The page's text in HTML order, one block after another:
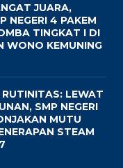
JUARA,
NEGERI 4 PAKEM
TINGKAT I DI
WONO KEMUNING
LEWAT
SMP NEGERI
MUTU
STEAM